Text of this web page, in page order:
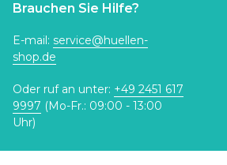
Brauchen Sie Hilfe?
E-mail: service@huellen-
shop.de
Oder ruf an unter: +49 2451 617
9997 (Mo-Fr.: 09:00 - 13:00
Uhr)